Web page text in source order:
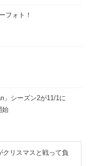
フォト！
」シーズン2が11/1に
始
リスマスと戦って負